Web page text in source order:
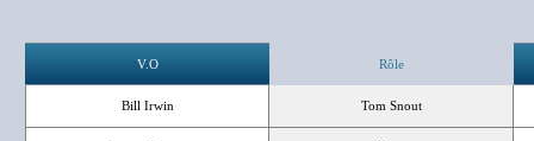
V.O Rôle
Bill Irwin Tom Snout